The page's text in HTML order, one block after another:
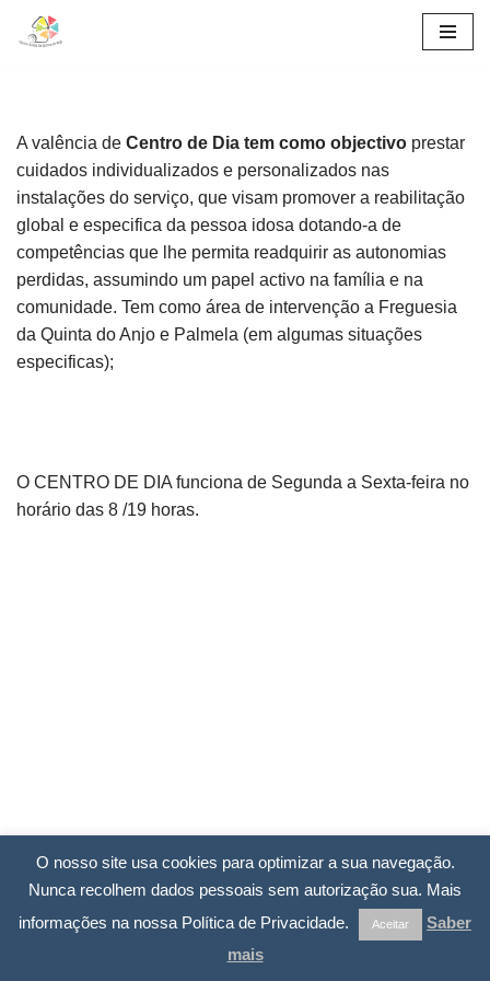
A valência de Centro de Dia tem como objectivo prestar
cuidados individualizados e personalizados nas
instalações do serviço, que visam promover a reabilitação
global e especifica da pessoa idosa dotando-a de
competências que lhe permita readquirir as autonomias
perdidas, assumindo um papel activo na família e na
comunidade. Tem como área de intervenção a Freguesia
da Quinta do Anjo e Palmela (em algumas situações
especificas);
O CENTRO DE DIA funciona de Segunda a Sexta-feira no
horário das 8 /19 horas.
O nosso site usa cookies para optimizar a sua navegação.
Nunca recolhem dados pessoais sem autorização sua. Mais
informações na nossa Política de Privacidade.
Aceitar
Saber
mais